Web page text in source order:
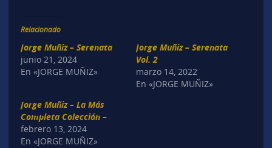
Relacionado
Jorge Muñiz – Serenata
junio 21, 2024
En «JORGE MUÑIZ»
Jorge Muñiz – Serenata
Vol. 2
marzo 14, 2022
En «JORGE MUÑIZ»
Jorge Muñiz – La Más
Completa Colección –
febrero 13, 2024
En «JORGE MUÑIZ»